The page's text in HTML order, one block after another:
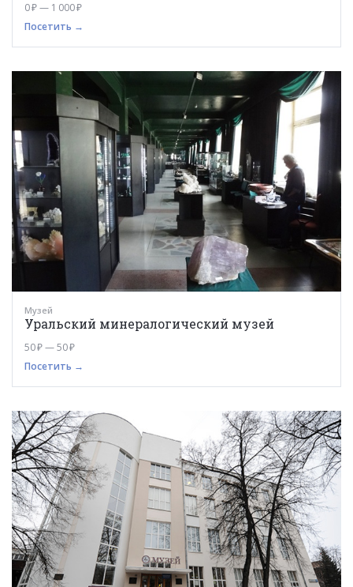
0 ₽ — 1 000 ₽
Посетить →
Музей
Уральский минералогический музей
50 ₽ — 50 ₽
Посетить →